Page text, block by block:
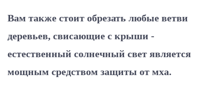
Вам также стоит обрезать любые ветви
деревьев, свисающие с крыши -
естественный солнечный свет является
мощным средством защиты от мха.